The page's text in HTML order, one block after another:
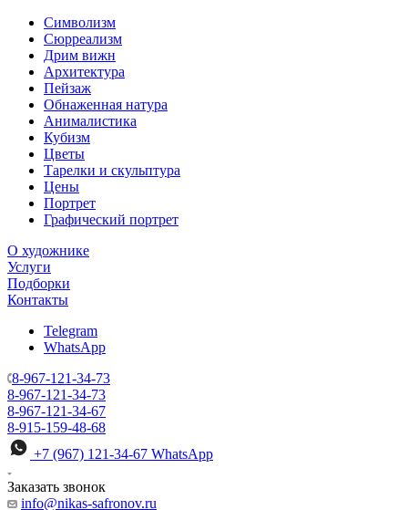
Символизм
Сюрреализм
Дрим вижн
Архитектура
Пейзаж
Обнаженная натура
Анималистика
Кубизм
Цветы
Тарелки и скульптура
Цены
Портрет
Графический портрет
О художнике
Услуги
Подборки
Контакты
Telegram
WhatsApp
8-967-121-34-73
8-967-121-34-73
8-967-121-34-67
8-915-159-48-68
+7 (967) 121-34-67 WhatsApp
Заказать звонок
info@nikas-safronov.ru